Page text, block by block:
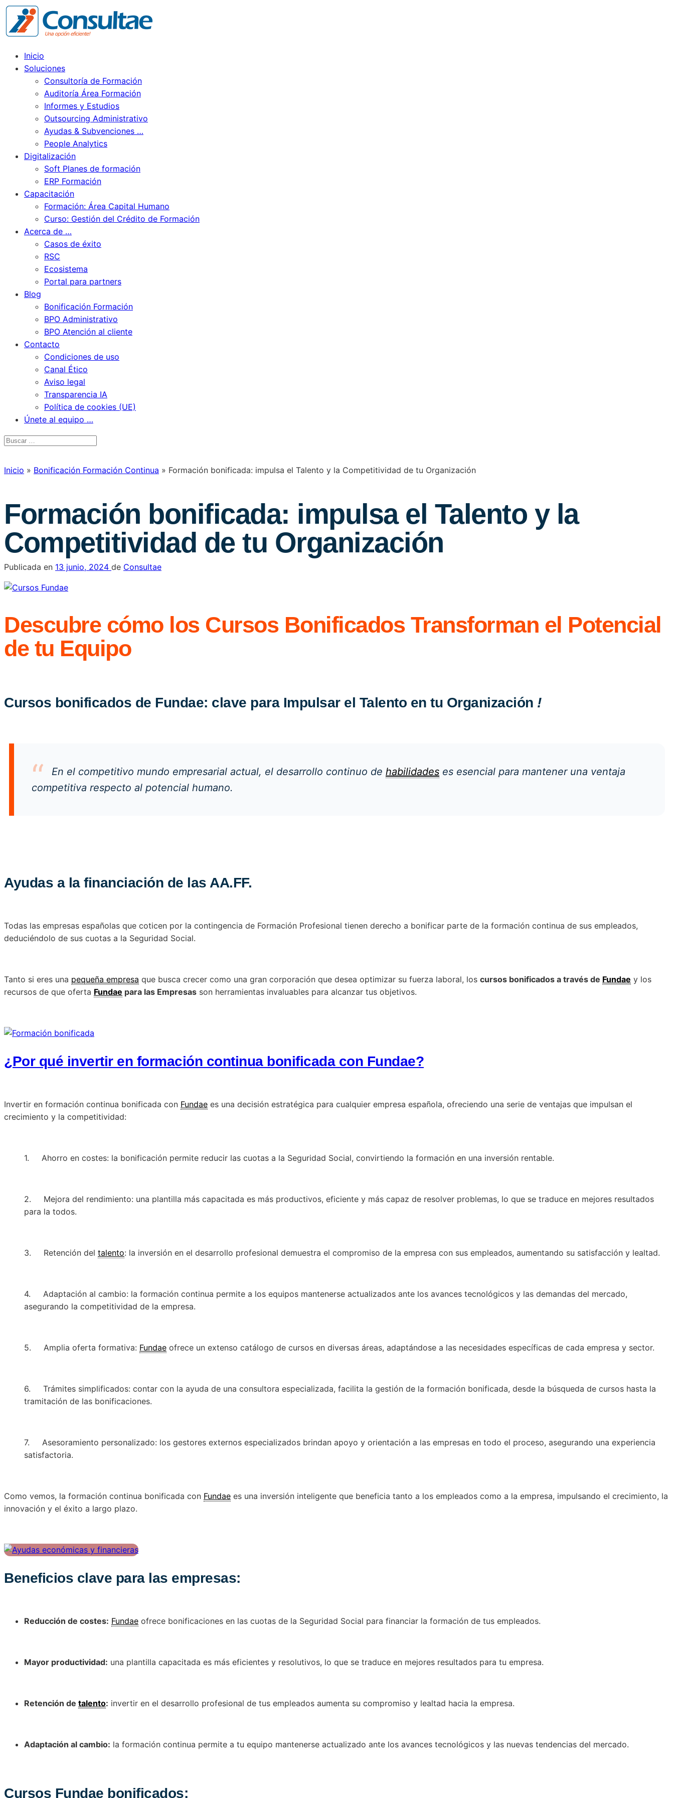
Inicio
Soluciones
Consultoría de Formación
Auditoría Área Formación
Informes y Estudios
Outsourcing Administrativo
Ayudas & Subvenciones …
People Analytics
Digitalización
Soft Planes de formación
ERP Formación
Capacitación
Formación: Área Capital Humano
Curso: Gestión del Crédito de Formación
Acerca de …
Casos de éxito
RSC
Ecosistema
Portal para partners
Blog
Bonificación Formación
BPO Administrativo
BPO Atención al cliente
Contacto
Condiciones de uso
Canal Ético
Aviso legal
Transparencia IA
Política de cookies (UE)
Únete al equipo …
Inicio » Bonificación Formación Continua » Formación bonificada: impulsa el Talento y la Competitividad de tu Organización
Formación bonificada: impulsa el Talento y la
Competitividad de tu Organización
Publicada en 13 junio, 2024 de Consultae
Descubre cómo los Cursos Bonificados Transforman el Potencial
de tu Equipo
Cursos bonificados de Fundae: clave para Impulsar el Talento en tu Organización !
En el competitivo mundo empresarial actual, el desarrollo continuo de habilidades es esencial para mantener una ventaja
competitiva respecto al potencial humano.
Ayudas a la financiación de las AA.FF.
Todas las empresas españolas que coticen por la contingencia de Formación Profesional tienen derecho a bonificar parte de la formación continua de sus empleados,
deduciéndolo de sus cuotas a la Seguridad Social.
Tanto si eres una pequeña empresa que busca crecer como una gran corporación que desea optimizar su fuerza laboral, los cursos bonificados a través de Fundae y los
recursos de que oferta Fundae para las Empresas son herramientas invaluables para alcanzar tus objetivos.
¿Por qué invertir en formación continua bonificada con Fundae?
Invertir en formación continua bonificada con Fundae es una decisión estratégica para cualquier empresa española, ofreciendo una serie de ventajas que impulsan el
crecimiento y la competitividad:
1. Ahorro en costes: la bonificación permite reducir las cuotas a la Seguridad Social, convirtiendo la formación en una inversión rentable.
2. Mejora del rendimiento: una plantilla más capacitada es más productivos, eficiente y más capaz de resolver problemas, lo que se traduce en mejores resultados
para la todos.
3. Retención del talento: la inversión en el desarrollo profesional demuestra el compromiso de la empresa con sus empleados, aumentando su satisfacción y lealtad.
4. Adaptación al cambio: la formación continua permite a los equipos mantenerse actualizados ante los avances tecnológicos y las demandas del mercado,
asegurando la competitividad de la empresa.
5. Amplia oferta formativa: Fundae ofrece un extenso catálogo de cursos en diversas áreas, adaptándose a las necesidades específicas de cada empresa y sector.
6. Trámites simplificados: contar con la ayuda de una consultora especializada, facilita la gestión de la formación bonificada, desde la búsqueda de cursos hasta la
tramitación de las bonificaciones.
7. Asesoramiento personalizado: los gestores externos especializados brindan apoyo y orientación a las empresas en todo el proceso, asegurando una experiencia
satisfactoria.
Como vemos, la formación continua bonificada con Fundae es una inversión inteligente que beneficia tanto a los empleados como a la empresa, impulsando el crecimiento, la
innovación y el éxito a largo plazo.
Beneficios clave para las empresas:
Reducción de costes: Fundae ofrece bonificaciones en las cuotas de la Seguridad Social para financiar la formación de tus empleados.
Mayor productividad: una plantilla capacitada es más eficientes y resolutivos, lo que se traduce en mejores resultados para tu empresa.
Retención de talento: invertir en el desarrollo profesional de tus empleados aumenta su compromiso y lealtad hacia la empresa.
Adaptación al cambio: la formación continua permite a tu equipo mantenerse actualizado ante los avances tecnológicos y las nuevas tendencias del mercado.
Cursos Fundae bonificados: